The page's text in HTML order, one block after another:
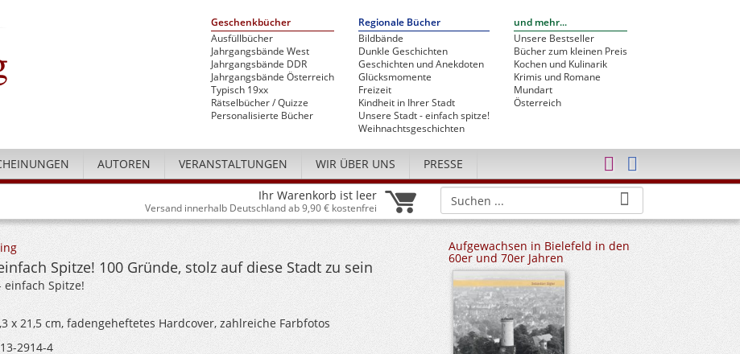
Geschenkbücher
Ausfüllbücher
Jahrgangsbände West
Jahrgangsbände DDR
Jahrgangsbände Österreich
Typisch 19xx
Rätselbücher / Quizze
Personalisierte Bücher
Regionale Bücher
Bildbände
Dunkle Geschichten
Geschichten und Anekdoten
Glücksmomente
Freizeit
Kindheit in Ihrer Stadt
Unsere Stadt - einfach spitze!
Weihnachtsgeschichten
und mehr...
Unsere Bestseller
Bücher zum kleinen Preis
Kochen und Kulinarik
Krimis und Romane
Mundart
Österreich
AUTOREN VERANSTALTUNGEN WIR ÜBER UNS PRESSE
Ihr Warenkorb ist leer
Versand innerhalb Deutschland ab 9,90 € kostenfrei
Spitze! 100 Gründe, stolz auf diese Stadt zu sein
einfach Spitze!
x 21,5 cm, fadengeheftetes Hardcover, zahlreiche Farbfotos
2914-4
Aufgewachsen in Bielefeld in den
60er und 70er Jahren